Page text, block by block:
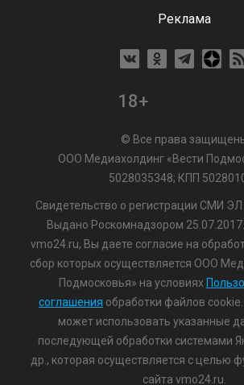
Реклама
18+
© Все права
ООО Медиахолдинг «Вести
5028035348; КПП
Свидетельство о регистрации СМИ
Выдано Роскомнадзором
vmo24.ru, Вы даете согласие на
сбор которых осуществляется ООО
Подмосковья» на условиях
соглашения обработки файлов
может использовать указанные
последующей обработки системами
др., которая осуществляется с целью
сайта vmo24.ru.